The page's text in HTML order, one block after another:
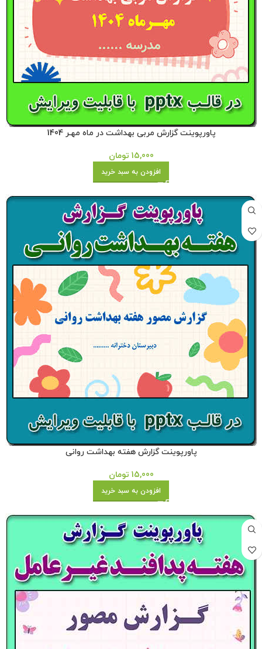
پاورپوینت گزارش مربی بهداشت در ماه مهـر 1404
15,000 تومان
افزودن به سبد خرید
پاورپوینت گزارش هفته بهداشت روانی
15,000 تومان
افزودن به سبد خرید